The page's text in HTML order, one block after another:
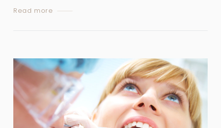
Read more